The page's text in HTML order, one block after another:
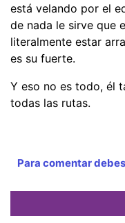
está velando por el
de nada le sirve que
literalmente estar
es su fuerte.
Y eso no es todo, él
todas las rutas.
Para comentar